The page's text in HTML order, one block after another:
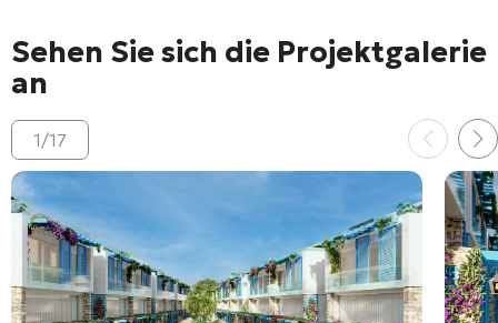
Sehen Sie sich die Projektgalerie
an
1/17